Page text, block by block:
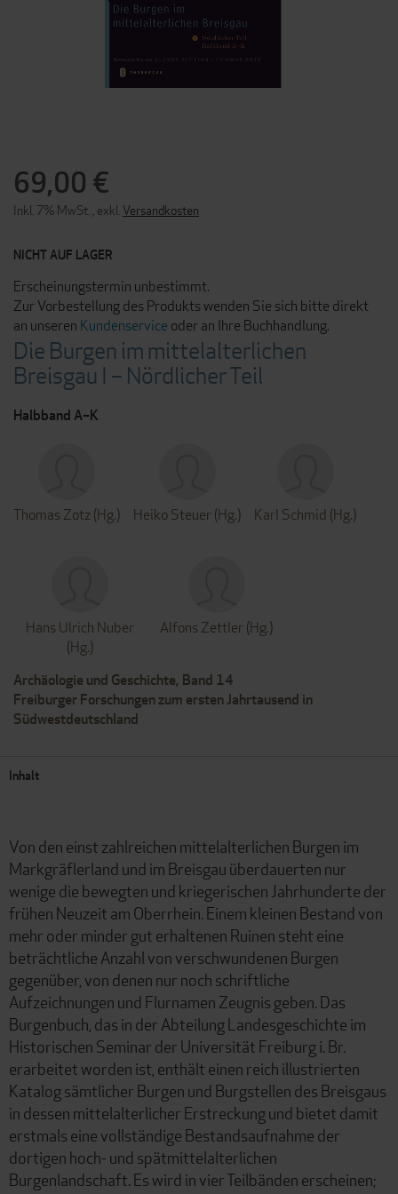
Die Burgen im mittelalterlichen
Breisgau I – Nördlicher Teil
Halbband A–K
Thomas Zotz (Hg.) Heiko Steuer (Hg.) Karl Schmid (Hg.)
Hans Ulrich Nuber
(Hg.)
Alfons Zettler (Hg.)
Archäologie und Geschichte, Band 14
Freiburger Forschungen zum ersten Jahrtausend in
Südwestdeutschland
69,00 €
Inkl. 7% MwSt. exkl. Versandkosten
NICHT AUF LAGER
Erscheinungstermin unbestimmt.
Zur Vorbestellung des Produkts wenden Sie sich bitte direkt
an unseren Kundenservice oder an Ihre Buchhandlung.
Inhalt
Von den einst zahlreichen mittelalterlichen Burgen im
Markgräflerland und im Breisgau überdauerten nur
wenige die bewegten und kriegerischen Jahrhunderte der
frühen Neuzeit am Oberrhein. Einem kleinen Bestand von
mehr oder minder gut erhaltenen Ruinen steht eine
beträchtliche Anzahl von verschwundenen Burgen
gegenüber, von denen nur noch schriftliche
Aufzeichnungen und Flurnamen Zeugnis geben. Das
Burgenbuch, das in der Abteilung Landesgeschichte im
Historischen Seminar der Universität Freiburg i. Br.
erarbeitet worden ist, enthält einen reich illustrierten
Katalog sämtlicher Burgen und Burgstellen des Breisgaus
in dessen mittelalterlicher Erstreckung und bietet damit
erstmals eine vollständige Bestandsaufnahme der
dortigen hoch- und spätmittelalterlichen
Burgenlandschaft. Es wird in vier Teilbänden erscheinen;